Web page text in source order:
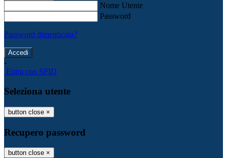
Nome Utente
Password
Password dimenticata?
-
Entra con SPID
Seleziona utente
button close ×
Recupero password
button close ×